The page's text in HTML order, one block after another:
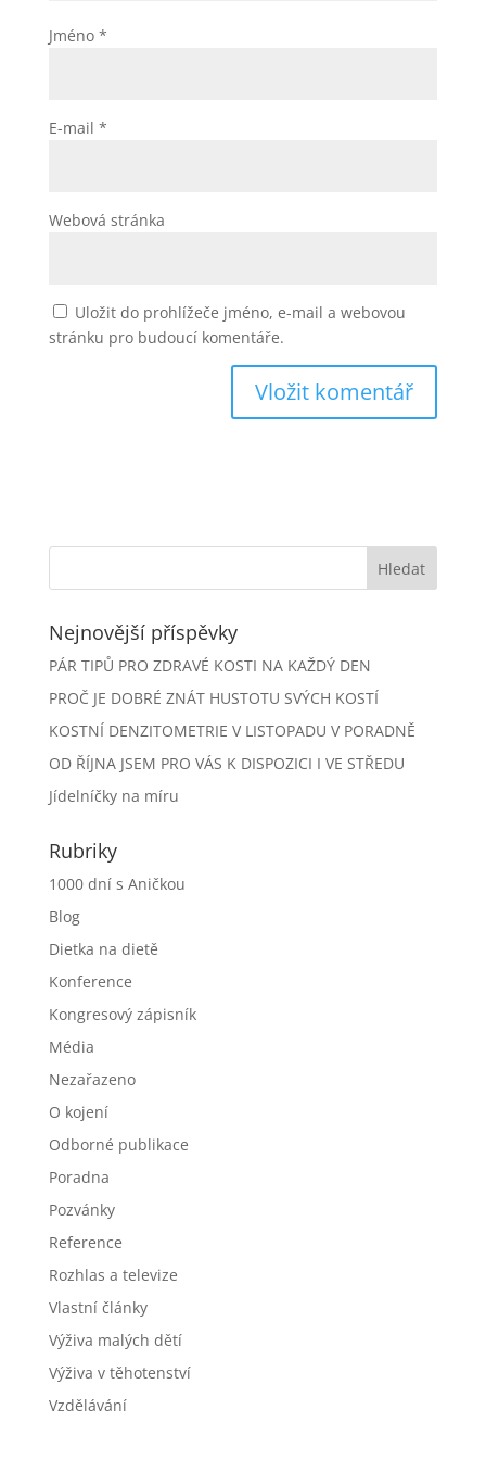
Jméno *
E-mail *
Webová stránka
Uložit do prohlížeče jméno, e-mail a webovou
stránku pro budoucí komentáře.
Nejnovější příspěvky
PÁR TIPŮ PRO ZDRAVÉ KOSTI NA KAŽDÝ DEN
PROČ JE DOBRÉ ZNÁT HUSTOTU SVÝCH KOSTÍ
KOSTNÍ DENZITOMETRIE V LISTOPADU V PORADNĚ
OD ŘÍJNA JSEM PRO VÁS K DISPOZICI I VE STŘEDU
Jídelníčky na míru
Rubriky
1000 dní s Aničkou
Blog
Dietka na dietě
Konference
Kongresový zápisník
Média
Nezařazeno
O kojení
Odborné publikace
Poradna
Pozvánky
Reference
Rozhlas a televize
Vlastní články
Výživa malých dětí
Výživa v těhotenství
Vzdělávání